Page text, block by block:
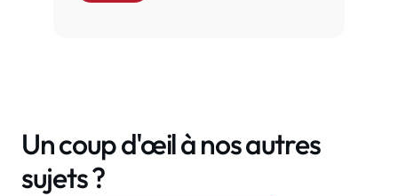
Un coup d'œil à nos autres
sujets ?